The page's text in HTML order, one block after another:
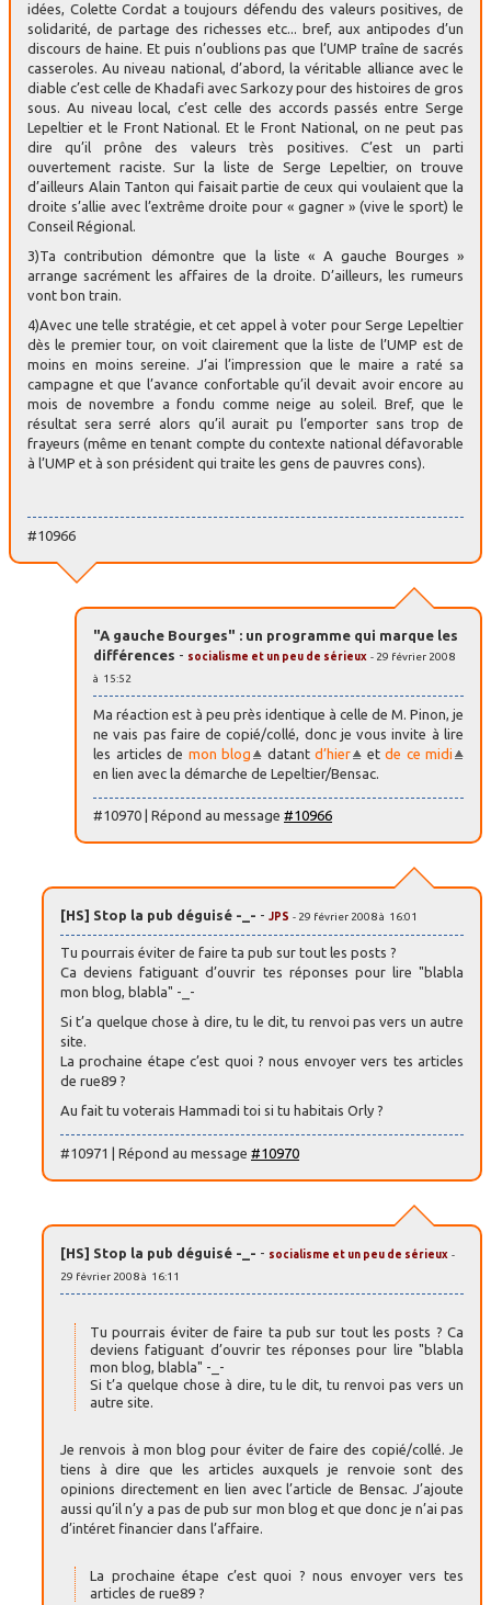
idées, Colette Cordat a toujours défendu des valeurs positives, de
solidarité, de partage des richesses etc... bref, aux antipodes d’un
discours de haine. Et puis n’oublions pas que l’UMP traîne de sacrés
casseroles. Au niveau national, d’abord, la véritable alliance avec le
diable c’est celle de Khadafi avec Sarkozy pour des histoires de gros
sous. Au niveau local, c’est celle des accords passés entre Serge
Lepeltier et le Front National. Et le Front National, on ne peut pas
dire qu’il prône des valeurs très positives. C’est un parti
ouvertement raciste. Sur la liste de Serge Lepeltier, on trouve
d’ailleurs Alain Tanton qui faisait partie de ceux qui voulaient que la
droite s’allie avec l’extrême droite pour « gagner » (vive le sport) le
Conseil Régional.
3)Ta contribution démontre que la liste « A gauche Bourges »
arrange sacrément les affaires de la droite. D’ailleurs, les rumeurs
vont bon train.
4)Avec une telle stratégie, et cet appel à voter pour Serge Lepeltier
dès le premier tour, on voit clairement que la liste de l’UMP est de
moins en moins sereine. J’ai l’impression que le maire a raté sa
campagne et que l’avance confortable qu’il devait avoir encore au
mois de novembre a fondu comme neige au soleil. Bref, que le
résultat sera serré alors qu’il aurait pu l’emporter sans trop de
frayeurs (même en tenant compte du contexte national défavorable
à l’UMP et à son président qui traite les gens de pauvres cons).
#10966
"A gauche Bourges" : un programme qui marque les
différences - socialisme et un peu de sérieux - 29 février 2008
à 15:52
Ma réaction est à peu près identique à celle de M. Pinon, je
ne vais pas faire de copié/collé, donc je vous invite à lire
les articles de mon blog datant d’hier et de ce midi
en lien avec la démarche de Lepeltier/Bensac.
#10970 | Répond au message #10966
[HS] Stop la pub déguisé -_- - JPS - 29 février 2008 à 16:01
Tu pourrais éviter de faire ta pub sur tout les posts ?
Ca deviens fatiguant d’ouvrir tes réponses pour lire "blabla
mon blog, blabla" -_-
Si t’a quelque chose à dire, tu le dit, tu renvoi pas vers un autre
site.
La prochaine étape c’est quoi ? nous envoyer vers tes articles
de rue89 ?
Au fait tu voterais Hammadi toi si tu habitais Orly ?
#10971 | Répond au message #10970
[HS] Stop la pub déguisé -_- - socialisme et un peu de sérieux -
29 février 2008 à 16:11
Tu pourrais éviter de faire ta pub sur tout les posts ? Ca
deviens fatiguant d’ouvrir tes réponses pour lire "blabla
mon blog, blabla" -_-
Si t’a quelque chose à dire, tu le dit, tu renvoi pas vers un
autre site.
Je renvois à mon blog pour éviter de faire des copié/collé. Je
tiens à dire que les articles auxquels je renvoie sont des
opinions directement en lien avec l’article de Bensac. J’ajoute
aussi qu’il n’y a pas de pub sur mon blog et que donc je n’ai pas
d’intéret financier dans l’affaire.
La prochaine étape c’est quoi ? nous envoyer vers tes
articles de rue89 ?